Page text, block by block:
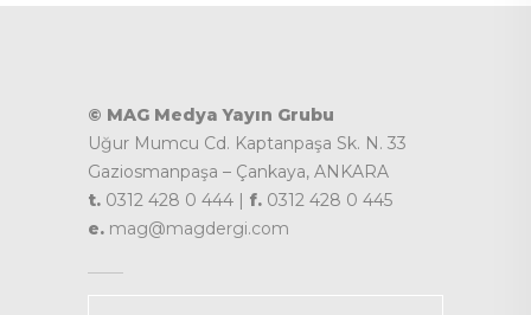
© MAG Medya Yayın Grubu
Uğur Mumcu Cd. Kaptanpaşa Sk. N. 33
Gaziosmanpaşa – Çankaya, ANKARA
t. 0312 428 0 444 | f. 0312 428 0 445
e. mag@magdergi.com